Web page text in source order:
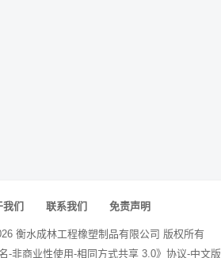
我们 联系我们 免责声明
衡水成林工程橡塑制品有限公司 版权所有
-非商业性使用-相同方式共享 3.0》协议-中文版